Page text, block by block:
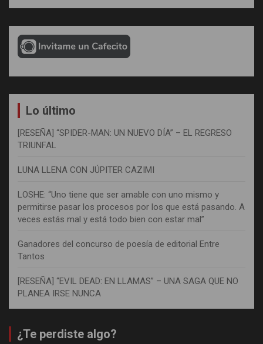
Lo último
[RESEÑA] “SPIDER-MAN: UN NUEVO DÍA” – EL REGRESO
TRIUNFAL
LUNA LLENA CON JÚPITER CAZIMI
LOSHE: “Uno tiene que ser amable con uno mismo y
permitirse pasar los procesos por los que está pasando. A
veces estás mal y está todo bien con estar mal”
Ganadores del concurso de poesía de editorial Entre
Tantos
[RESEÑA] “EVIL DEAD: EN LLAMAS” – UNA SAGA QUE NO
PLANEA IRSE NUNCA
¿Te perdiste algo?